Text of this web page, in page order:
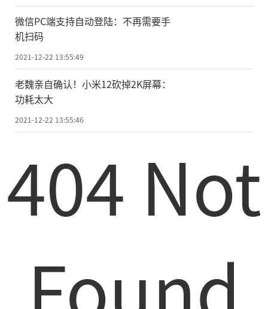
微信PC端支持自动登陆：不再需要手
机扫码
2021-12-22 13:55:49
老魏亲自确认！小米12砍掉2K屏幕：
功耗太大
2021-12-22 13:55:46
404 Not
Found